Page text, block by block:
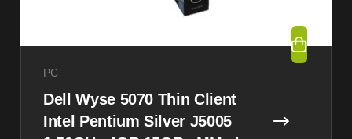
PC
Dell Wyse 5070 Thin Client
Intel Pentium Silver J5005